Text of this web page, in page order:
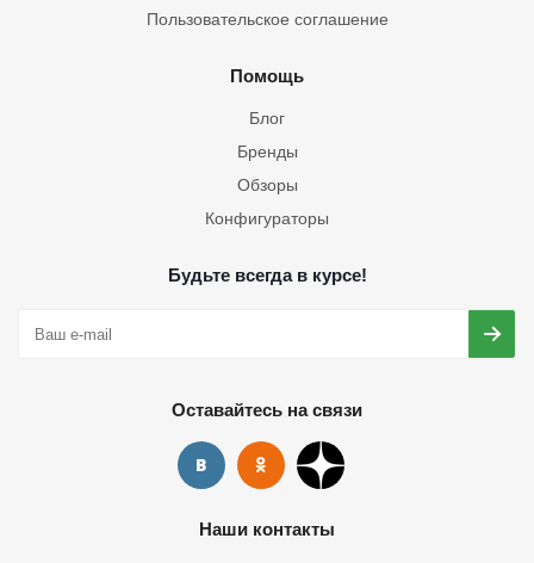
Пользовательское соглашение
Помощь
Блог
Бренды
Обзоры
Конфигураторы
Будьте всегда в курсе!
Оставайтесь на связи
Наши контакты